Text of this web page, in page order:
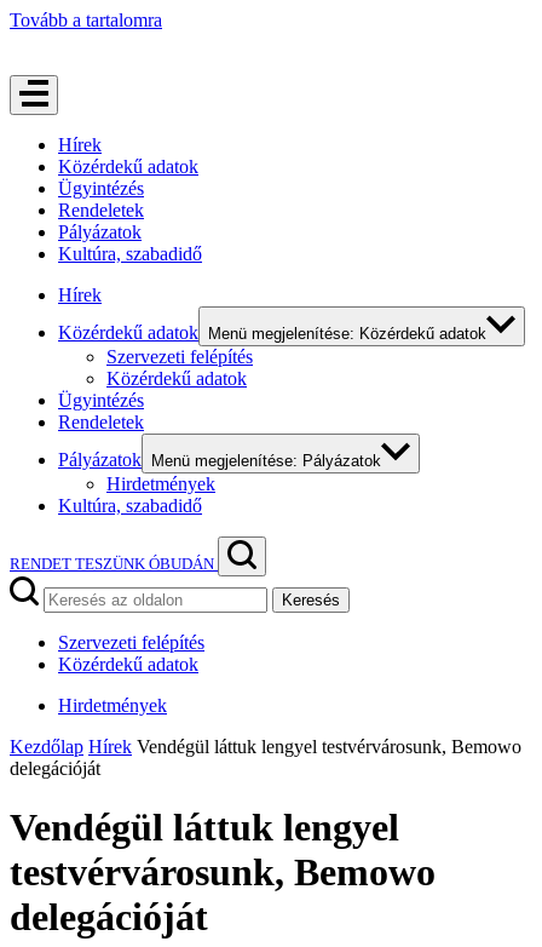
Tovább a tartalomra
Hírek
Közérdekű adatok
Ügyintézés
Rendeletek
Pályázatok
Kultúra, szabadidő
Hírek
Közérdekű adatok
Menü megjelenítése: Közérdekű adatok
Szervezeti felépítés
Közérdekű adatok
Ügyintézés
Rendeletek
Pályázatok
Menü megjelenítése: Pályázatok
Hirdetmények
Kultúra, szabadidő
RENDET TESZÜNK ÓBUDÁN
Keresés
Szervezeti felépítés
Közérdekű adatok
Hirdetmények
Kezdőlap Hírek Vendégül láttuk lengyel testvérvárosunk, Bemowo
delegációját
Vendégül láttuk lengyel
testvérvárosunk, Bemowo
delegációját